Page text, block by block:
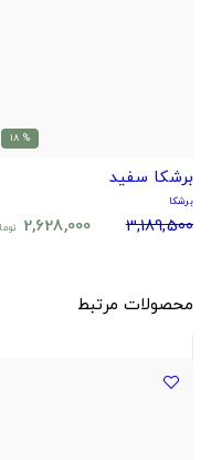
% 18
برشکا سفید
برشکا
3,189,500
2,628,000
محصولات مرتبط